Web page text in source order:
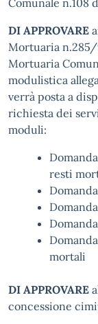
Comunale n.108
DI APPROVARE
Mortuaria n.285/
Mortuaria
modulistica
verrà posta a
richiesta dei
moduli:
resti
mortali
DI APPROVARE
concessione